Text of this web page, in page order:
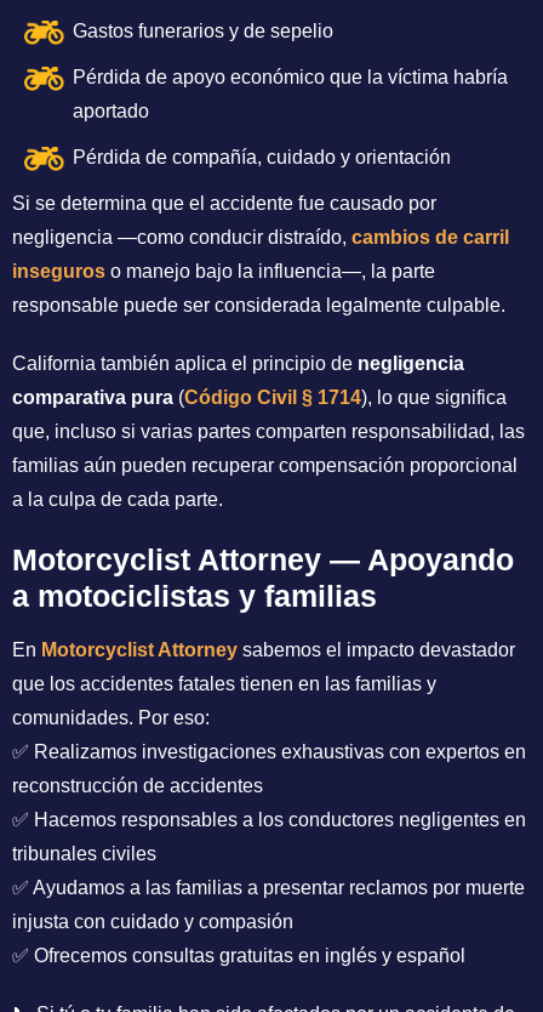
Gastos funerarios y de sepelio
Pérdida de apoyo económico que la víctima habría
aportado
Pérdida de compañía, cuidado y orientación
Si se determina que el accidente fue causado por
negligencia —como conducir distraído, cambios de carril
inseguros o manejo bajo la influencia—, la parte
responsable puede ser considerada legalmente culpable.
California también aplica el principio de negligencia
comparativa pura (Código Civil § 1714), lo que significa
que, incluso si varias partes comparten responsabilidad, las
familias aún pueden recuperar compensación proporcional
a la culpa de cada parte.
Motorcyclist Attorney — Apoyando
a motociclistas y familias
En Motorcyclist Attorney sabemos el impacto devastador
que los accidentes fatales tienen en las familias y
comunidades. Por eso:
✅ Realizamos investigaciones exhaustivas con expertos en
reconstrucción de accidentes
✅ Hacemos responsables a los conductores negligentes en
tribunales civiles
✅ Ayudamos a las familias a presentar reclamos por muerte
injusta con cuidado y compasión
✅ Ofrecemos consultas gratuitas en inglés y español